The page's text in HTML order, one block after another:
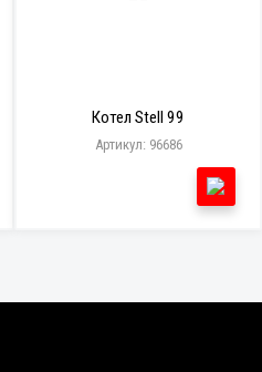
Котел Stell 99
Артикул: 96686